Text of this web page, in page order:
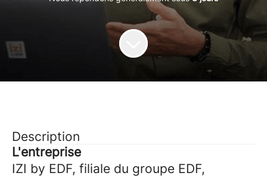
Description
L'entreprise
IZI by EDF, filiale du groupe EDF,